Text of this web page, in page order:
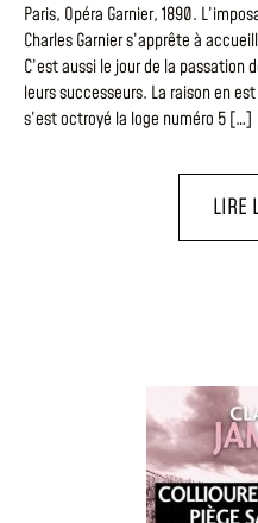
Paris, Opéra Garnier, 1890.
Charles Garnier s’apprête à
C’est aussi le jour de la
leurs successeurs. La raison en
s’est octroyé la loge numéro 5 […]
LIRE